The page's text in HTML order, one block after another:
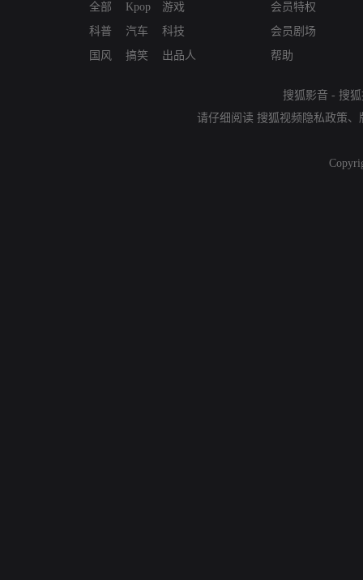
全部
科普
国风
Kpop
汽车
搞笑
游戏
科技
出品人
会员特权
会员剧场
帮助
搜狐影音 - 搜
请仔细阅读 搜狐视频隐私政策、